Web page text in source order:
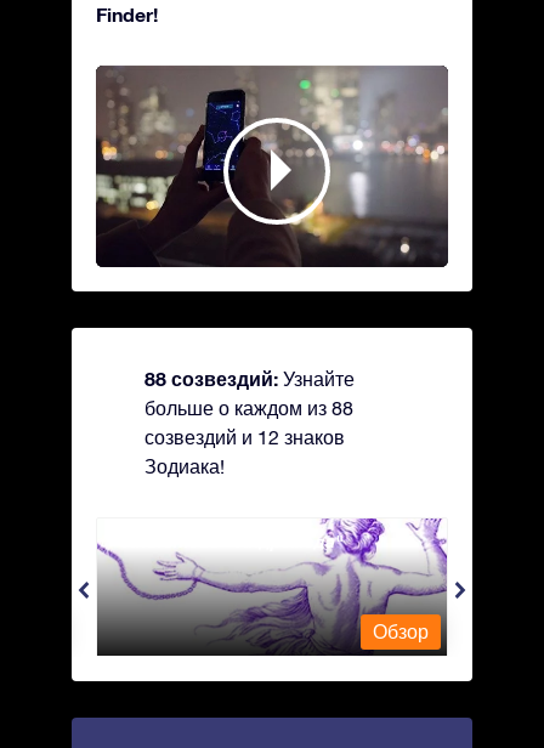
Finder!
88 созвездий: Узнайте
больше о каждом из 88
созвездий и 12 знаков
Зодиака!
Andromeda - Андромеда
Обзор